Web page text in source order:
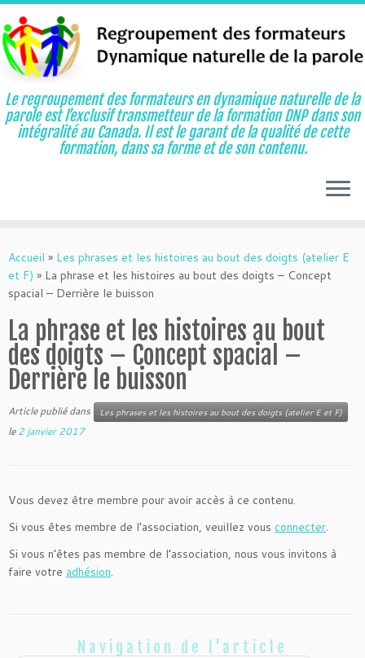
au
contenu
Le regroupement des formateurs en dynamique naturelle de la
parole est l’exclusif transmetteur de la formation DNP dans son
intégralité au Canada. Il est le garant de la qualité de cette
formation, dans sa forme et de son contenu.
Accueil » Les phrases et les histoires au bout des doigts (atelier E
et F) » La phrase et les histoires au bout des doigts – Concept
spacial – Derrière le buisson
La phrase et les histoires au bout
des doigts – Concept spacial –
Derrière le buisson
Article publié dans Les phrases et les histoires au bout des doigts (atelier E et F)
le2 janvier 2017
Vous devez être membre pour avoir accès à ce contenu.
Si vous êtes membre de l’association, veuillez vous connecter.
Si vous n’êtes pas membre de l’association, nous vous invitons à
faire votre adhésion.
Navigation de l'article